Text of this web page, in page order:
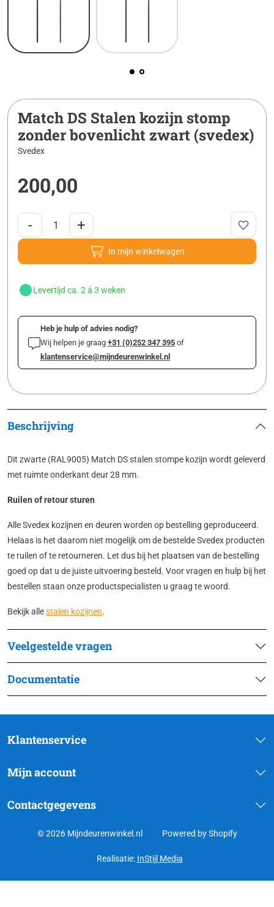
Match DS Stalen kozijn stomp
zonder bovenlicht zwart (svedex)
Svedex
200,00
- +
In mijn winkelwagen
Levertijd ca. 2 á 3 weken
Heb je hulp of advies nodig?
Wij helpen je graag +31 (0)252 347 395 of
klantenservice@mijndeurenwinkel.nl
Beschrijving
Dit zwarte (RAL9005) Match DS stalen stompe kozijn wordt geleverd
met ruimte onderkant deur 28 mm.
Ruilen of retour sturen
Alle Svedex kozijnen en deuren worden op bestelling geproduceerd.
Helaas is het daarom niet mogelijk om de bestelde Svedex producten
te ruilen of te retourneren. Let dus bij het plaatsen van de bestelling
goed op dat u de juiste uitvoering besteld. Voor vragen en hulp bij het
bestellen staan onze productspecialisten u graag te woord.
Bekijk allestalen kozijnen.
Veelgestelde vragen
Documentatie
Klantenservice
Mijn account
Contactgegevens
© 2026 Mijndeurenwinkel.nl Powered by Shopify
Realisatie: InStijl Media